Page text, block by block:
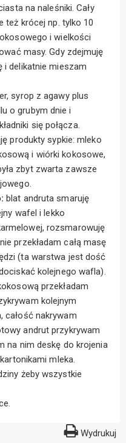
na naleśniki. Cały
też krócej np. tylko 10
i wielkości
masy. Gdy zdejmuję
i delikatnie mieszam
syrop z agawy plus
o grubym dnie i
się połącza.
produkty sypkie: mleko
i wiórki kokosowe,
zbyt zwarta zawsze
blat andruta smaruję
wafel i lekko
rozsmarowuję
przekładam całą masę
(ta warstwa jest dość
kolejnego wafla).
przekładam
kolejnym
całość nakrywam
andrut przykrywam
na nim deskę do krojenia
mleka.
żeby wszystkie
Wydrukuj